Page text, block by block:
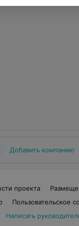
Добавить компанию
проекта
Пользовательское
Написать